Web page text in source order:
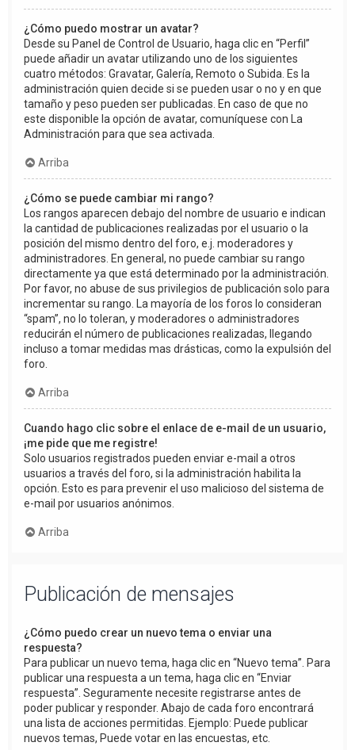
¿Cómo puedo mostrar un avatar?
Desde su Panel de Control de Usuario, haga clic en “Perfil”
puede añadir un avatar utilizando uno de los siguientes
cuatro métodos: Gravatar, Galería, Remoto o Subida. Es la
administración quien decide si se pueden usar o no y en que
tamaño y peso pueden ser publicadas. En caso de que no
este disponible la opción de avatar, comuníquese con La
Administración para que sea activada.
Arriba
¿Cómo se puede cambiar mi rango?
Los rangos aparecen debajo del nombre de usuario e indican
la cantidad de publicaciones realizadas por el usuario o la
posición del mismo dentro del foro, e.j. moderadores y
administradores. En general, no puede cambiar su rango
directamente ya que está determinado por la administración.
Por favor, no abuse de sus privilegios de publicación solo para
incrementar su rango. La mayoría de los foros lo consideran
“spam”, no lo toleran, y moderadores o administradores
reducirán el número de publicaciones realizadas, llegando
incluso a tomar medidas mas drásticas, como la expulsión del
foro.
Arriba
Cuando hago clic sobre el enlace de e-mail de un usuario,
¡me pide que me registre!
Solo usuarios registrados pueden enviar e-mail a otros
usuarios a través del foro, si la administración habilita la
opción. Esto es para prevenir el uso malicioso del sistema de
e-mail por usuarios anónimos.
Arriba
Publicación de mensajes
¿Cómo puedo crear un nuevo tema o enviar una
respuesta?
Para publicar un nuevo tema, haga clic en “Nuevo tema”. Para
publicar una respuesta a un tema, haga clic en “Enviar
respuesta”. Seguramente necesite registrarse antes de
poder publicar y responder. Abajo de cada foro encontrará
una lista de acciones permitidas. Ejemplo: Puede publicar
nuevos temas, Puede votar en las encuestas, etc.